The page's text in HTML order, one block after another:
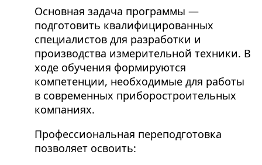
Основная задача программы —
подготовить квалифицированных
специалистов для разработки и
производства измерительной техники. В
ходе обучения формируются
компетенции, необходимые для работы
в современных приборостроительных
компаниях.
Профессиональная переподготовка
позволяет освоить: